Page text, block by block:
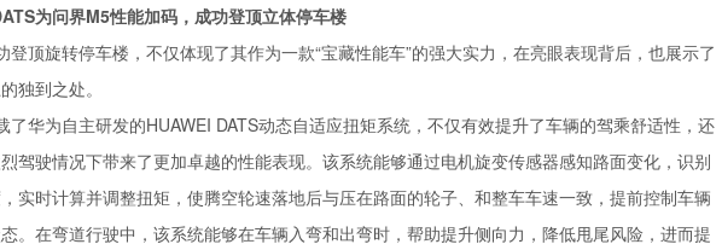
为问界M5性能加码，成功登顶立体停车楼
登顶旋转停车楼，不仅体现了其作为一款“宝藏性能车”的强大实力，在亮眼表现背后，也展示了
独到之处。
了华为自主研发的HUAWEI DATS动态自适应扭矩系统，不仅有效提升了车辆的驾乘舒适性，还
驾驶情况下带来了更加卓越的性能表现。该系统能够通过电机旋变传感器感知路面变化，识别
实时计算并调整扭矩，使腾空轮速落地后与压在路面的轮子、和整车车速一致，提前控制车辆
。在弯道行驶中，该系统能够在车辆入弯和出弯时，帮助提升侧向力，降低甩尾风险，进而提